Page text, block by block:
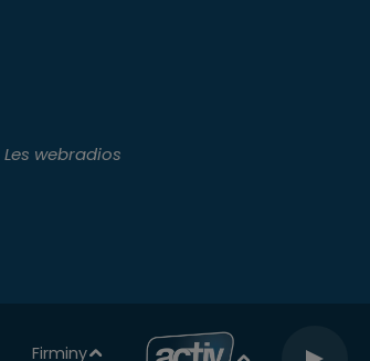
Firminy
Les webradios